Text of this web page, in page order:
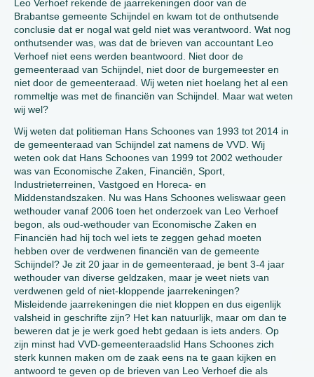
Leo Verhoef rekende de jaarrekeningen door van de
Brabantse gemeente Schijndel en kwam tot de onthutsende
conclusie dat er nogal wat geld niet was verantwoord. Wat nog
onthutsender was, was dat de brieven van accountant Leo
Verhoef niet eens werden beantwoord. Niet door de
gemeenteraad van Schijndel, niet door de burgemeester en
niet door de gemeenteraad. Wij weten niet hoelang het al een
rommeltje was met de financiën van Schijndel. Maar wat weten
wij wel?
Wij weten dat politieman Hans Schoones van 1993 tot 2014 in
de gemeenteraad van Schijndel zat namens de VVD. Wij
weten ook dat Hans Schoones van 1999 tot 2002 wethouder
was van Economische Zaken, Financiën, Sport,
Industrieterreinen, Vastgoed en Horeca- en
Middenstandszaken. Nu was Hans Schoones weliswaar geen
wethouder vanaf 2006 toen het onderzoek van Leo Verhoef
begon, als oud-wethouder van Economische Zaken en
Financiën had hij toch wel iets te zeggen gehad moeten
hebben over de verdwenen financiën van de gemeente
Schijndel? Je zit 20 jaar in de gemeenteraad, je bent 3-4 jaar
wethouder van diverse geldzaken, maar je weet niets van
verdwenen geld of niet-kloppende jaarrekeningen?
Misleidende jaarrekeningen die niet kloppen en dus eigenlijk
valsheid in geschrifte zijn? Het kan natuurlijk, maar om dan te
beweren dat je je werk goed hebt gedaan is iets anders. Op
zijn minst had VVD-gemeenteraadslid Hans Schoones zich
sterk kunnen maken om de zaak eens na te gaan kijken en
antwoord te geven op de brieven van Leo Verhoef die als